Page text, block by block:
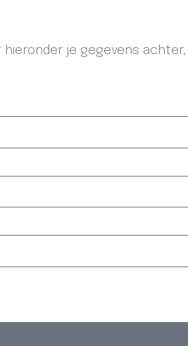
hieronder je gegevens